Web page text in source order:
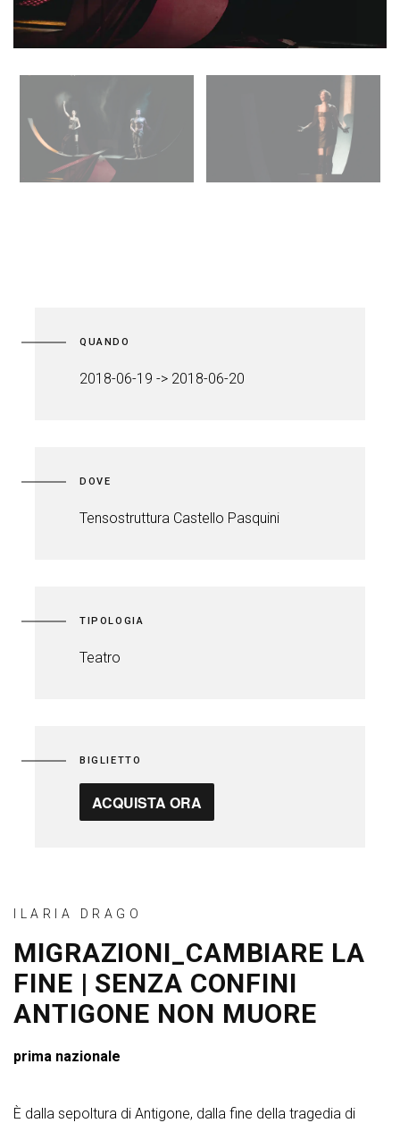
QUANDO
2018-06-19 -> 2018-06-20
DOVE
Tensostruttura Castello Pasquini
TIPOLOGIA
Teatro
BIGLIETTO
ACQUISTA ORA
ILARIA DRAGO
MIGRAZIONI_CAMBIARE LA
FINE | SENZA CONFINI
ANTIGONE NON MUORE
prima nazionale
È dalla sepoltura di Antigone, dalla fine della tragedia di